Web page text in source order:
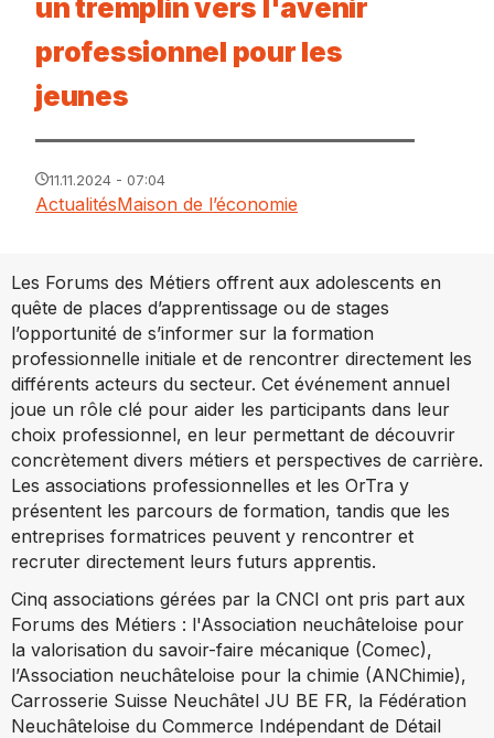
un tremplin vers l'avenir
professionnel pour les
jeunes
11.11.2024 - 07:04
ActualitésMaison de l’économie
Les Forums des Métiers offrent aux adolescents en
quête de places d’apprentissage ou de stages
l’opportunité de s’informer sur la formation
professionnelle initiale et de rencontrer directement les
différents acteurs du secteur. Cet événement annuel
joue un rôle clé pour aider les participants dans leur
choix professionnel, en leur permettant de découvrir
concrètement divers métiers et perspectives de carrière.
Les associations professionnelles et les OrTra y
présentent les parcours de formation, tandis que les
entreprises formatrices peuvent y rencontrer et
recruter directement leurs futurs apprentis.
Cinq associations gérées par la CNCI ont pris part aux
Forums des Métiers : l'Association neuchâteloise pour
la valorisation du savoir-faire mécanique (Comec),
l’Association neuchâteloise pour la chimie (ANChimie),
Carrosserie Suisse Neuchâtel JU BE FR, la Fédération
Neuchâteloise du Commerce Indépendant de Détail